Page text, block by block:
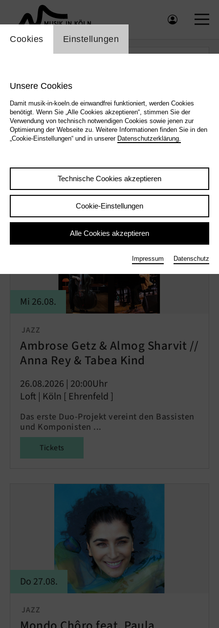
Einstellung Cookienbanner
Cookies Einstellungen
Unsere Cookies
Damit musik-in-koeln.de einwandfrei funktioniert, werden Cookies
benötigt. Wenn Sie „Alle Cookies akzeptieren“, stimmen Sie der
Verwendung von technisch notwendigen Cookies sowie jenen zur
Optimierung der Webseite zu. Weitere Informationen finden Sie in den
„Cookie-Einstellungen“ und in unserer Datenschutzerklärung.
Technische Cookies akzeptieren
Cookie-Einstellungen
Alle Cookies akzeptieren
Impressum Datenschutz
Kalender - Kalender - Musik in Köln
label_search
label_category
zurücksetzen
JAZZ
Ambrose Getz & Almog Sharvit //
Anna Rey & Tabea Kind
26.08.2026 | 20:00Uhr
Loft | Köln [ Ehrenfeld ]
Das erste Duo-Projekt vereint den Bassisten
und Komponisten ...
Tickets
Mi 26.08.
JAZZ
Do 27.08.